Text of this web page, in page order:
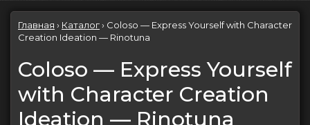
Главная › Каталог› Coloso — Express Yourself with Character
Creation Ideation — Rinotuna
Coloso — Express Yourself
with Character Creation
Ideation — Rinotuna